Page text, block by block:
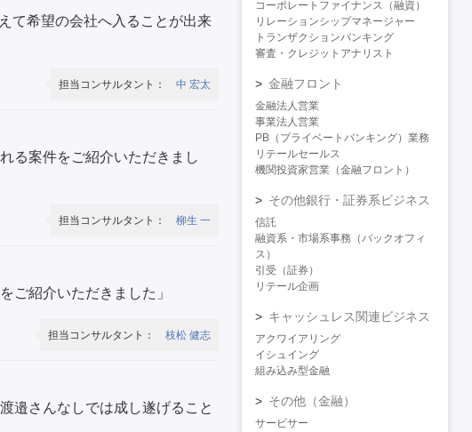
て希望の会社へ入ることが出来
担当コンサルタント： 中 宏太
る案件をご紹介いただきまし
担当コンサルタント： 柳生 一
ご紹介いただきました」
担当コンサルタント： 枝松 健志
邉さんなしでは成し遂げること
コーポレートファイナンス（融資）
リレーションシップマネージャー
トランザクションバンキング
審査・クレジットアナリスト
金融フロント
金融法人営業
事業法人営業
PB（プライベートバンキング）業務
リテールセールス
機関投資家営業（金融フロント）
その他銀行・証券系ビジネス
信託
融資系・市場系事務（バックオフィ
ス）
引受（証券）
リテール企画
キャッシュレス関連ビジネス
アクワイアリング
イシュイング
組み込み型金融
その他（金融）
サービサー